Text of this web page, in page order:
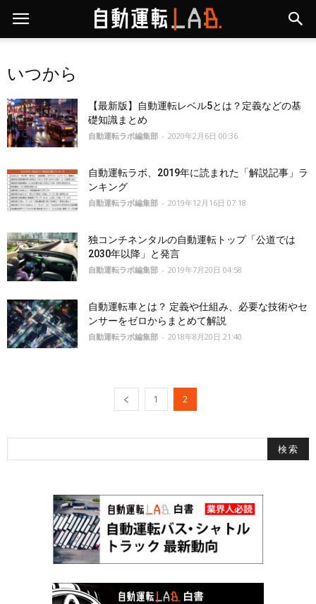
いつから
【最新版】自動運転レベル5とは？定義などの基
礎知識まとめ
自動運転ラボ編集部 - 2020年2月6日 00:36
自動運転ラボ、2019年に読まれた「解説記事」ラ
ンキング
自動運転ラボ編集部 - 2019年12月16日 07:18
独コンチネンタルの自動運転トップ「公道では
2030年以降」と発言
自動運転ラボ編集部 - 2019年7月20日 04:58
自動運転車とは？ 定義や仕組み、必要な技術やセ
ンサーをゼロからまとめて解説
自動運転ラボ編集部 - 2018年8月20日 21:40
1 2